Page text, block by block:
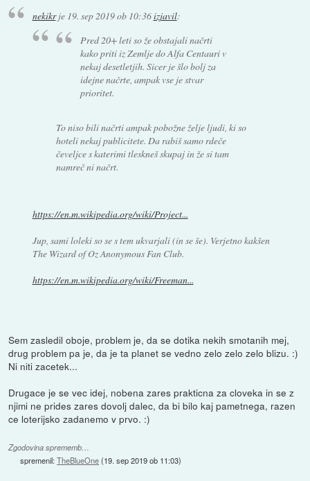
nekikrje 19. sep 2019 ob 10:36izjavil:
Pred 20+ leti so že obstajali načrti
kako priti iz Zemlje do Alfa Centauri v
nekaj desetletjih. Sicer je šlo bolj za
idejne načrte, ampak vse je stvar
prioritet.
To niso bili načrti ampak pobožne želje ljudi, ki so
hoteli nekaj publicitete. Da rabiš samo rdeče
čeveljce s katerimi tleskneš skupaj in že si tam
namreč ni načrt.
https://en.m.wikipedia.org/wiki/Project...
Jup, sami loleki so se s tem ukvarjali (in se še). Verjetno kakšen
The Wizard of Oz Anonymous Fan Club.
https://en.m.wikipedia.org/wiki/Freeman...
Sem zasledil oboje, problem je, da se dotika nekih smotanih mej,
drug problem pa je, da je ta planet se vedno zelo zelo zelo blizu. :)
Ni niti zacetek...
Drugace je se vec idej, nobena zares prakticna za cloveka in se z
njimi ne prides zares dovolj dalec, da bi bilo kaj pametnega, razen
ce loterijsko zadanemo v prvo. :)
Zgodovina sprememb…
spremenil:TheBlueOne(19. sep 2019 ob 11:03)